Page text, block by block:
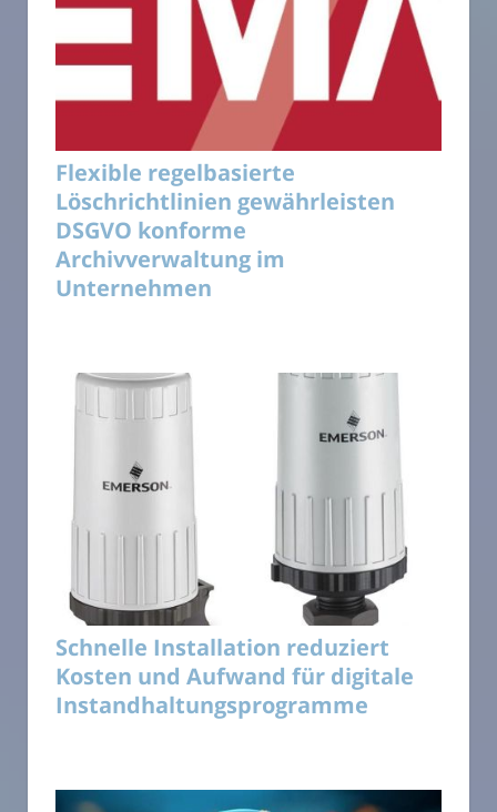
Flexible regelbasierte
Löschrichtlinien gewährleisten
DSGVO konforme
Archivverwaltung im
Unternehmen
Schnelle Installation reduziert
Kosten und Aufwand für digitale
Instandhaltungsprogramme